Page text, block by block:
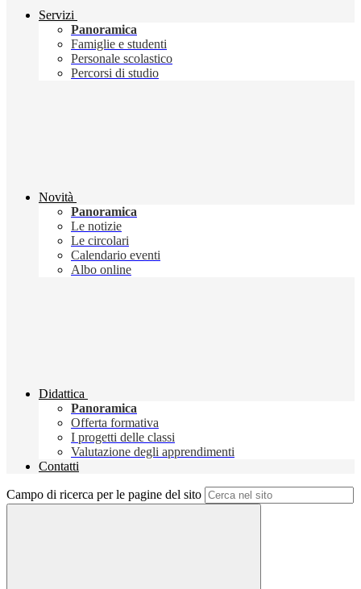
Servizi
Panoramica
Famiglie e studenti
Personale scolastico
Percorsi di studio
Novità
Panoramica
Le notizie
Le circolari
Calendario eventi
Albo online
Didattica
Panoramica
Offerta formativa
I progetti delle classi
Valutazione degli apprendimenti
Contatti
Campo di ricerca per le pagine del sito